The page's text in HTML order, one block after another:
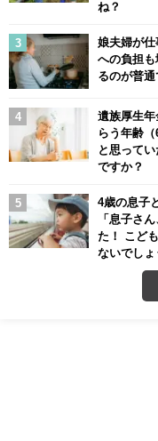
ね？
娘夫婦が
への負担
るのが普通
遺族厚生年
らう年齢
と思って
ですか？
4歳の息子
「息子さ
た！ こど
ないでし